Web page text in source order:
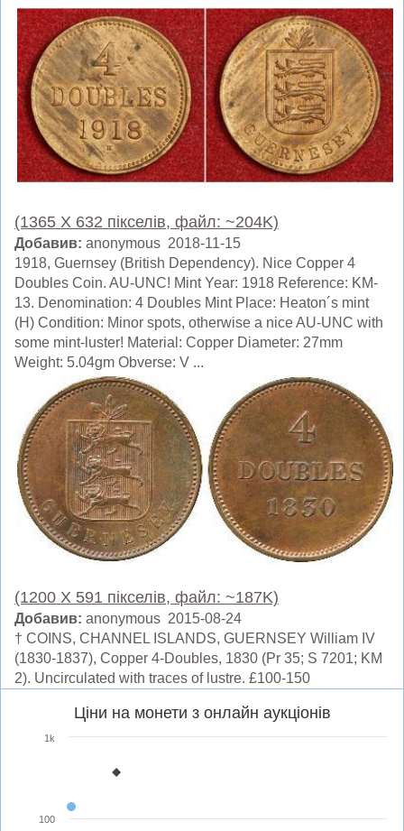
(1365 X 632 пікселів, файл: ~204K)
Добавив: anonymous 2018-11-15
1918, Guernsey (British Dependency). Nice Copper 4
Doubles Coin. AU-UNC! Mint Year: 1918 Reference: KM-
13. Denomination: 4 Doubles Mint Place: Heaton´s mint
(H) Condition: Minor spots, otherwise a nice AU-UNC with
some mint-luster! Material: Copper Diameter: 27mm
Weight: 5.04gm Obverse: V ...
(1200 X 591 пікселів, файл: ~187K)
Добавив: anonymous 2015-08-24
† COINS, CHANNEL ISLANDS, GUERNSEY William IV
(1830-1837), Copper 4-Doubles, 1830 (Pr 35; S 7201; KM
2). Uncirculated with traces of lustre. £100-150